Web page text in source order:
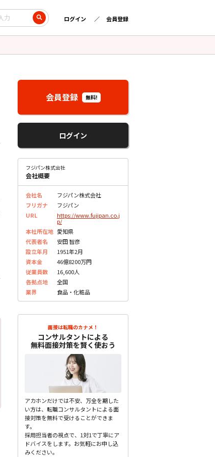
ログイン 会員登録
2023.06.20 更新
30代前半 男性
面接で質問されたこと
あなたの理想とするパンは何ですか？
会員登録 無料!
ログイン
フジパン株式会社
会社概要
会社名
フジパン株式会社
フリガナ
フジパン
URL
https://www.fujipan.co.j
p/
本社所在地 愛知県
代表者名
安田 智彦
設立年月
1951年2月
資本金
46億8200万円
従業員数
16,600人
各拠点地
全国
業界
食品・化粧品
面接は転職のカナメ！
コンサルタントによる
無料面接対策を賢く使おう
アカホンだけでは不安、万全を期した
い方は、転職コンサルタントによる面
接対策を無料で受けることができま
す。
採用担当者の視点で、1対1で丁寧にア
ドバイスをします。お気軽にお申し込
みください。